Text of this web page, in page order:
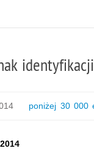
poniżej 30 000